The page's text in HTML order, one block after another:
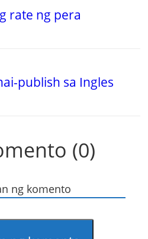
rate ng pera
publish sa Ingles
(0)
ng komento